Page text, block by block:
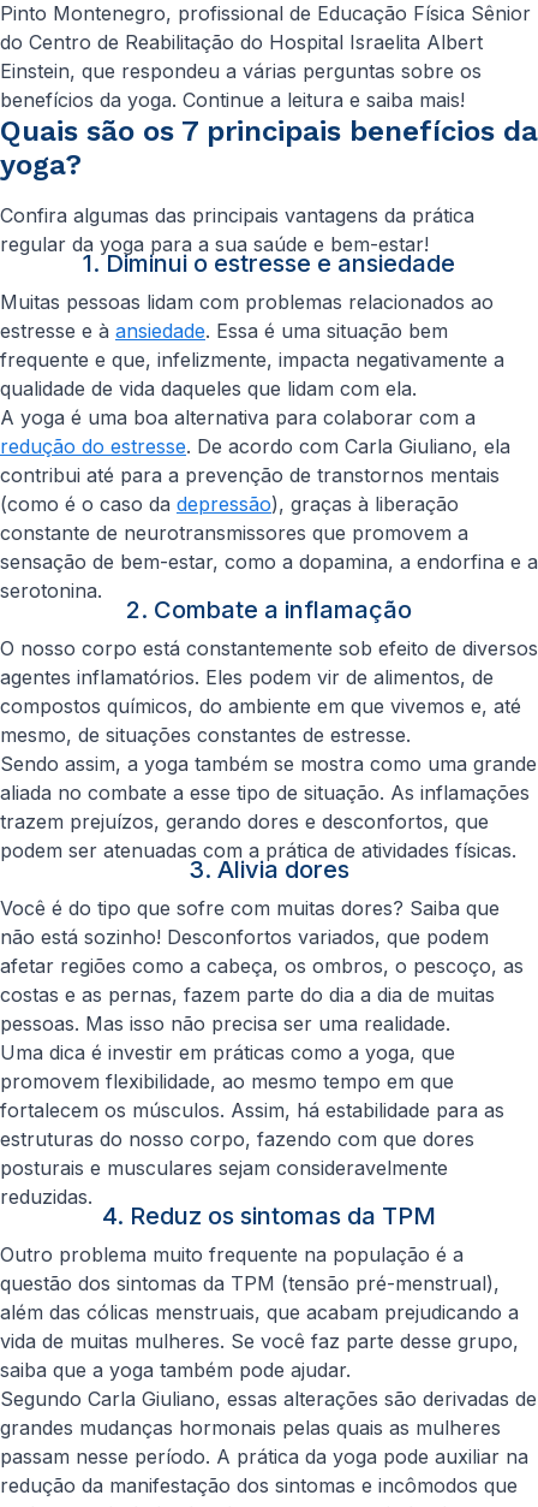
Pinto Montenegro, profissional de Educação Física Sênior
do Centro de Reabilitação do Hospital Israelita Albert
Einstein, que respondeu a várias perguntas sobre os
benefícios da yoga. Continue a leitura e saiba mais!
Quais são os 7 principais benefícios da
yoga?
Confira algumas das principais vantagens da prática
regular da yoga para a sua saúde e bem-estar!
1. Diminui o estresse e ansiedade
Muitas pessoas lidam com problemas relacionados ao
estresse e à ansiedade. Essa é uma situação bem
frequente e que, infelizmente, impacta negativamente a
qualidade de vida daqueles que lidam com ela.
A yoga é uma boa alternativa para colaborar com a
redução do estresse. De acordo com Carla Giuliano, ela
contribui até para a prevenção de transtornos mentais
(como é o caso da depressão), graças à liberação
constante de neurotransmissores que promovem a
sensação de bem-estar, como a dopamina, a endorfina e a
serotonina.
2. Combate a inflamação
O nosso corpo está constantemente sob efeito de diversos
agentes inflamatórios. Eles podem vir de alimentos, de
compostos químicos, do ambiente em que vivemos e, até
mesmo, de situações constantes de estresse.
Sendo assim, a yoga também se mostra como uma grande
aliada no combate a esse tipo de situação. As inflamações
trazem prejuízos, gerando dores e desconfortos, que
podem ser atenuadas com a prática de atividades físicas.
3. Alivia dores
Você é do tipo que sofre com muitas dores? Saiba que
não está sozinho! Desconfortos variados, que podem
afetar regiões como a cabeça, os ombros, o pescoço, as
costas e as pernas, fazem parte do dia a dia de muitas
pessoas. Mas isso não precisa ser uma realidade.
Uma dica é investir em práticas como a yoga, que
promovem flexibilidade, ao mesmo tempo em que
fortalecem os músculos. Assim, há estabilidade para as
estruturas do nosso corpo, fazendo com que dores
posturais e musculares sejam consideravelmente
reduzidas.
4. Reduz os sintomas da TPM
Outro problema muito frequente na população é a
questão dos sintomas da TPM (tensão pré-menstrual),
além das cólicas menstruais, que acabam prejudicando a
vida de muitas mulheres. Se você faz parte desse grupo,
saiba que a yoga também pode ajudar.
Segundo Carla Giuliano, essas alterações são derivadas de
grandes mudanças hormonais pelas quais as mulheres
passam nesse período. A prática da yoga pode auxiliar na
redução da manifestação dos sintomas e incômodos que